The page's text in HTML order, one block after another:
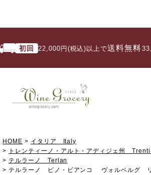
初回 22,000円(税込)以上で送料無料/ 33,000
HOME
イタリア Italy
トレンティーノ・アルト・アディジェ州
テルラーノ Terlan
テルラーノ ピノ・ビアンコ ヴォルベルグ